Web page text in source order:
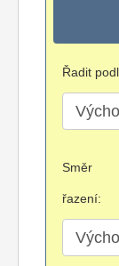
Řadit
Směr
řazení: